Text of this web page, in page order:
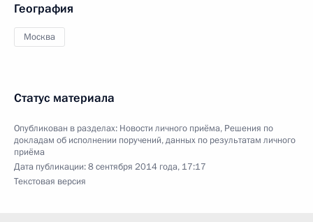
География
Москва
Статус материала
Опубликован в разделах: Новости личного приёма, Решения по
докладам об исполнении поручений, данных по результатам личного
приёма
Дата публикации:8 сентября 2014 года, 17:17
Текстовая версия